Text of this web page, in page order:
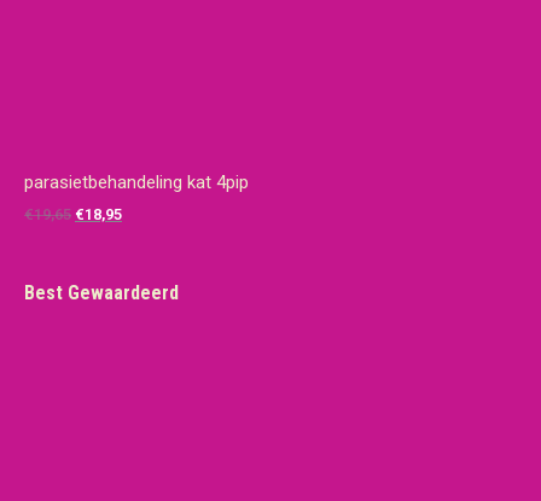
parasietbehandeling kat 4pip
€19,65 Oorspronkelijke
€19,65.
€18,95Huidige
€18,95.
Best Gewaardeerd